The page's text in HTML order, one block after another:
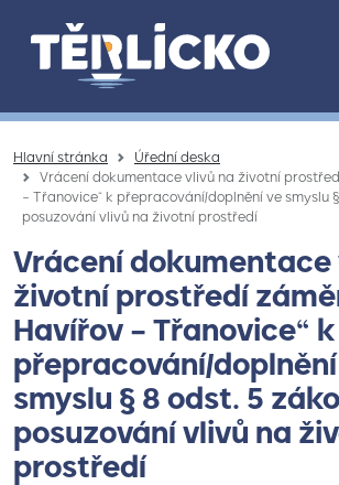
Hlavní stránka
Úřední deska
Vrácení dokumentace vlivů na životní
– Třanovice“ k přepracování/doplnění ve smyslu
posuzování vlivů na životní prostředí
Vrácení dokumentace
životní prostředí
Havířov – Třanovice“ k
přepracování/
smyslu § 8 odst. 5
posuzování vlivů na
prostředí